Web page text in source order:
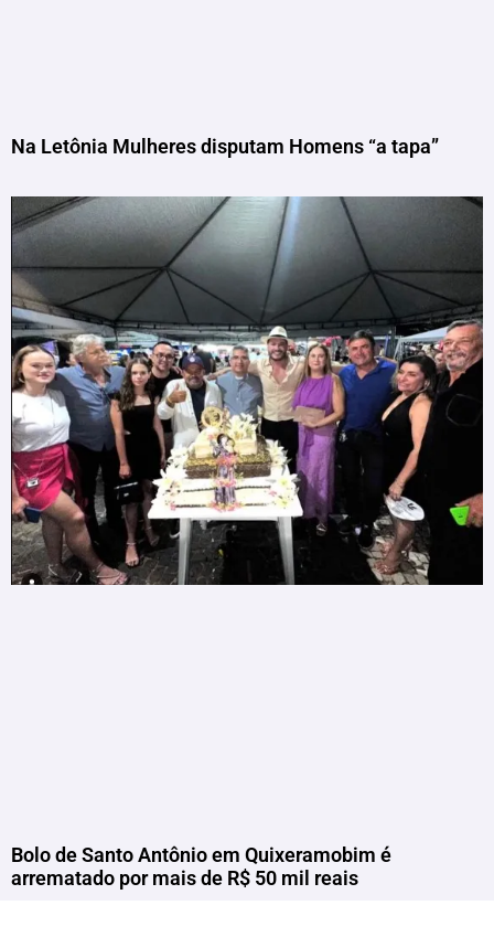
Na Letônia Mulheres disputam Homens “a tapa”
Bolo de Santo Antônio em Quixeramobim é
arrematado por mais de R$ 50 mil reais